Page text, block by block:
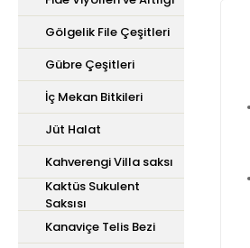
Gölgelik File Çeşitleri
Gübre Çeşitleri
İç Mekan Bitkileri
Jüt Halat
Kahverengi Villa saksı
Kaktüs Sukulent
Saksısı
Kanaviçe Telis Bezi